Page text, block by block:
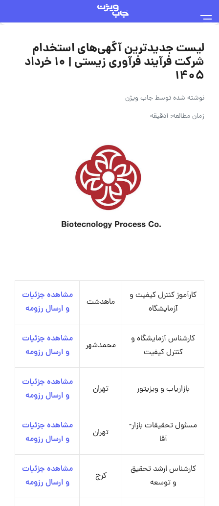
لیست جدیدترین آگهی‌های استخدام
شرکت فرآیند فرآوری زیستی | ۱۰ خرداد
۱۴۰۵
نوشته شده توسطجاب ویژن
زمان مطالعه: 1دقیقه
کارآموز کنترل کیفیت و
آزمایشگاه
ماهدشت
مشاهده جزئیات
و ارسال رزومه
کارشناس آزمایشگاه و
کنترل کیفیت
محمدشهر
مشاهده جزئیات
و ارسال رزومه
بازاریاب و ویزیتور تهران
مشاهده جزئیات
و ارسال رزومه
مسئول تحقیقات بازار-
آقا
تهران
مشاهده جزئیات
و ارسال رزومه
کارشناس ارشد تحقیق
و توسعه
کرج
مشاهده جزئیات
و ارسال رزومه